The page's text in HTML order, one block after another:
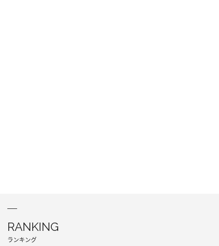
RANKING
ランキング